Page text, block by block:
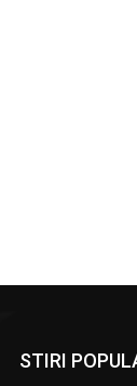
STIRI